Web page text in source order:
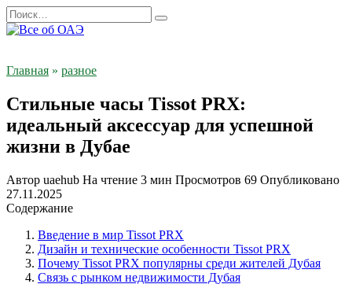
Перейти
к
Search
for:
Главная » разное
Стильные часы Tissot PRX:
идеальный аксессуар для успешной
жизни в Дубае
Автор uaehub На чтение 3 мин Просмотров 69 Опубликовано
27.11.2025
Содержание
Введение в мир Tissot PRX
Дизайн и технические особенности Tissot PRX
Почему Tissot PRX популярны среди жителей Дубая
Связь с рынком недвижимости Дубая